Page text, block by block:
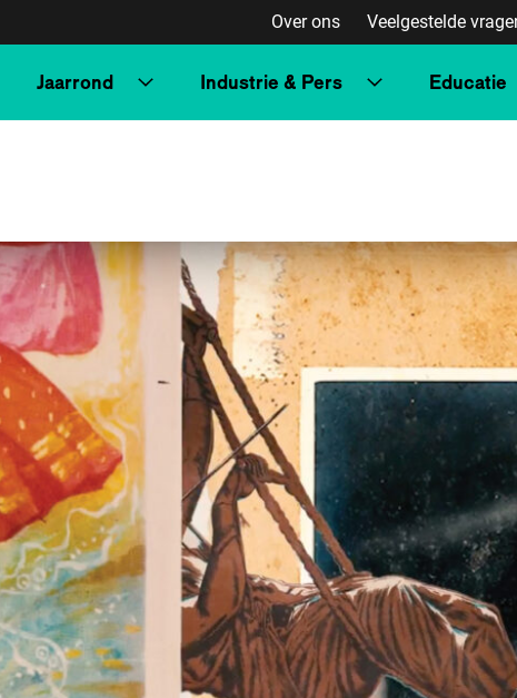
Over ons Veelgestelde
Jaarrond Industrie & Pers Educatie